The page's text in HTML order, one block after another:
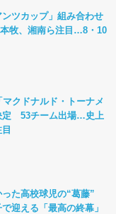
ツカップ」組み合わせ
牧、湘南ら注目…8・10
クドナルド・トーナメ
定 53チーム出場…史上
った高校球児の“葛藤”
迎える「最高の終幕」